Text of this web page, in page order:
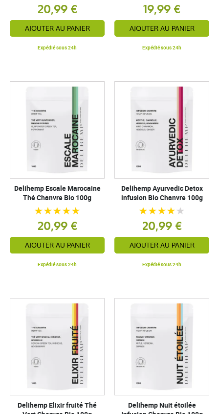
20,99 €
AJOUTER AU PANIER
Expédié sous 24h
19,99 €
AJOUTER AU PANIER
Expédié sous 24h
Delihemp Escale Marocaine
Thé Chanvre Bio 100g
20,99 €
AJOUTER AU PANIER
Expédié sous 24h
Delihemp Ayurvedic Detox
infusion Bio Chanvre 100g
20,99 €
AJOUTER AU PANIER
Expédié sous 24h
Delihemp Elixir fruité Thé
Delihemp Nuit étoilée